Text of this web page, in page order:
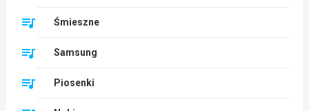
Śmieszne
Samsung
Piosenki